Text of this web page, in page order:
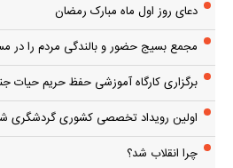
دعای روز اول ماه مبارک رمضان
مجمع بسیج حضور و بالندگی مردم را در
برگزاری کارگاه آموزشی حفظ حریم حیات
اولین رویداد تخصصی کشوری گردشگری
چرا انقلاب شد؟